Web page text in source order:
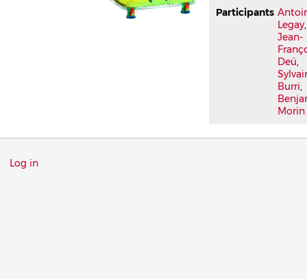
Participants
Legay,
Jean-
Deü,
Burri,
Morin
Menu
Log in